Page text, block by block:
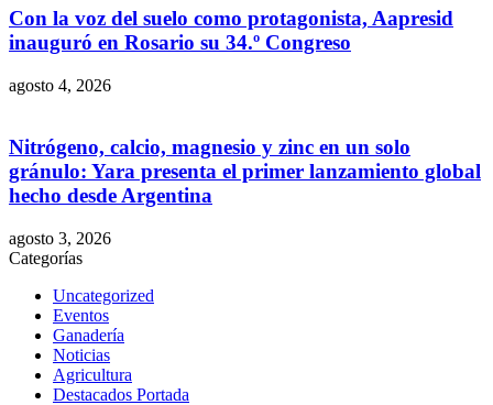
Con la voz del suelo como protagonista, Aapresid
inauguró en Rosario su 34.º Congreso
agosto 4, 2026
Nitrógeno, calcio, magnesio y zinc en un solo
gránulo: Yara presenta el primer lanzamiento global
hecho desde Argentina
agosto 3, 2026
Categorías
Uncategorized
Eventos
Ganadería
Noticias
Agricultura
Destacados Portada